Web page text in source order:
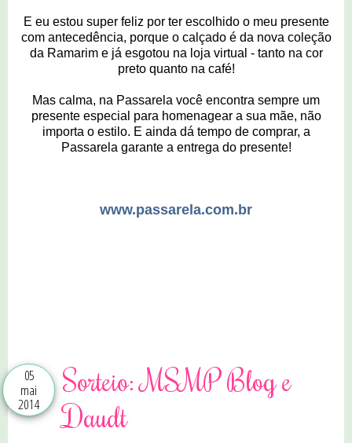
E eu estou super feliz por ter escolhido o meu presente
com antecedência, porque o calçado é da nova coleção
da Ramarim e já esgotou na loja virtual - tanto na cor
preto quanto na café!
Mas calma, na Passarela você encontra sempre um
presente especial para homenagear a sua mãe, não
importa o estilo. E ainda dá tempo de comprar, a
Passarela garante a entrega do presente!
www.passarela.com.br
05
mai
2014
Sorteio: MSMP Blog e
Daudt